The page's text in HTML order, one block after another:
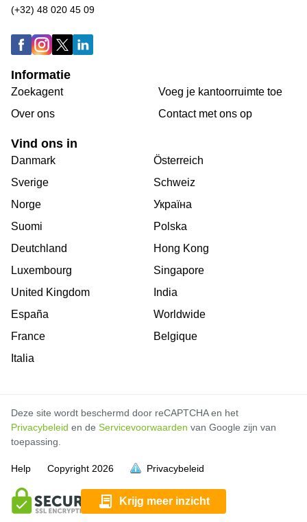
Krijg meer inzicht
vol is
vol is
vol is
vol is
vol is
vol is
vol is
vol is
vol is
vol is
vol is
vol is
vol is
(+32) 48 020 45 09
Informatie
Zoekagent
Over ons
Voeg je kantoorruimte toe
Сontact met ons op
Vind ons in
Danmark
Sverige
Norge
Suomi
Deutchland
Luxembourg
United Kingdom
España
France
Italia
Österreich
Schweiz
Україна
Polska
Hong Kong
Singapore
India
Worldwide
Belgique
Deze site wordt beschermd door reCAPTCHA en het
Privacybeleid en de Servicevoorwaarden van Google zijn van
toepassing.
Help Copyright 2026 Privacybeleid